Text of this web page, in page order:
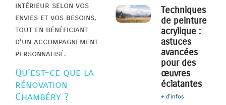
intérieur selon vos
envies et vos besoins,
tout en bénéficiant
d’un accompagnement
personnalisé.
Qu’est-ce que la
rénovation
Chambéry ?
Techniques
de peinture
acrylique :
astuces
avancées
pour des
œuvres
éclatantes
+ d'infos